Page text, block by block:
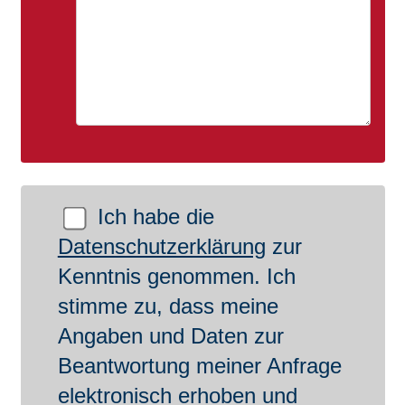
Ich habe die
Datenschutzerklärung zur
Kenntnis genommen. Ich
stimme zu, dass meine
Angaben und Daten zur
Beantwortung meiner Anfrage
elektronisch erhoben und